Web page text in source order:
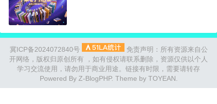
冀ICP备2024072840号
免责声明：所有资源来自公
开网络，版权归原创所有 ，如有侵权请联系删除，资源仅供以个人
学习交流使用，请勿用于商业用途。链接有时限，需要请转存
Powered By Z-BlogPHP. Theme by TOYEAN